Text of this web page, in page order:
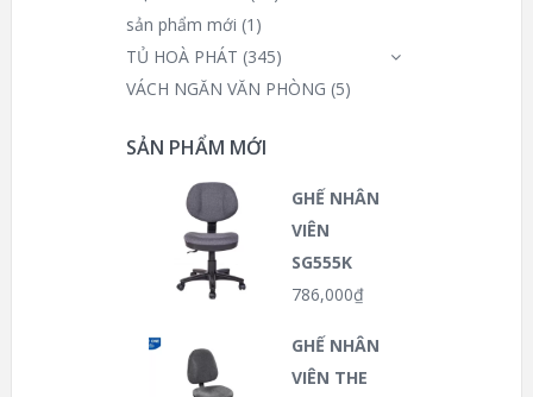
sản phẩm mới (1)
TỦ HOÀ PHÁT (345)
VÁCH NGĂN VĂN PHÒNG (5)
SẢN PHẨM MỚI
GHẾ NHÂN
VIÊN
SG555K
786,000₫
GHẾ NHÂN
VIÊN THE